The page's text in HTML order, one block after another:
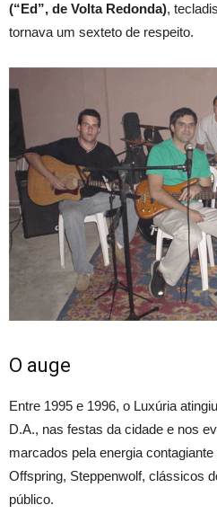
(“Ed”, de Volta Redonda),
tornava um sexteto de respeito.
O auge
Entre 1995 e 1996, o Luxúria
D.A., nas festas da cidade e nos
marcados pela energia
Offspring, Steppenwolf, clássicos
público.